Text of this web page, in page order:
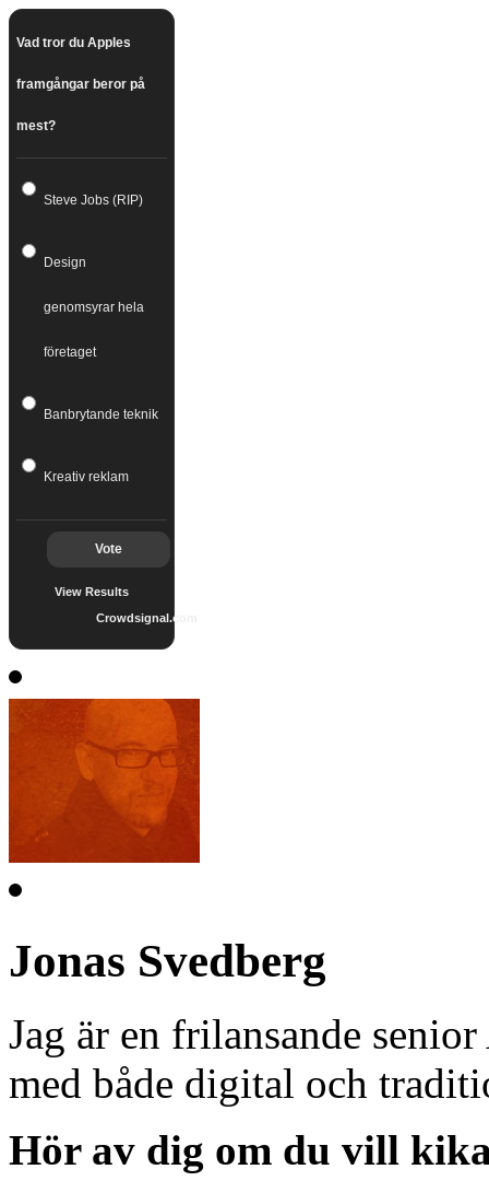
Vad tror du Apples
framgångar beror på
mest?
Steve Jobs (RIP)
Design
genomsyrar hela
företaget
Banbrytande teknik
Kreativ reklam
Vote
View Results
Crowdsignal.com
Jonas Svedberg
Jag är en frilansande
med både digital och
Hör av dig om du vill